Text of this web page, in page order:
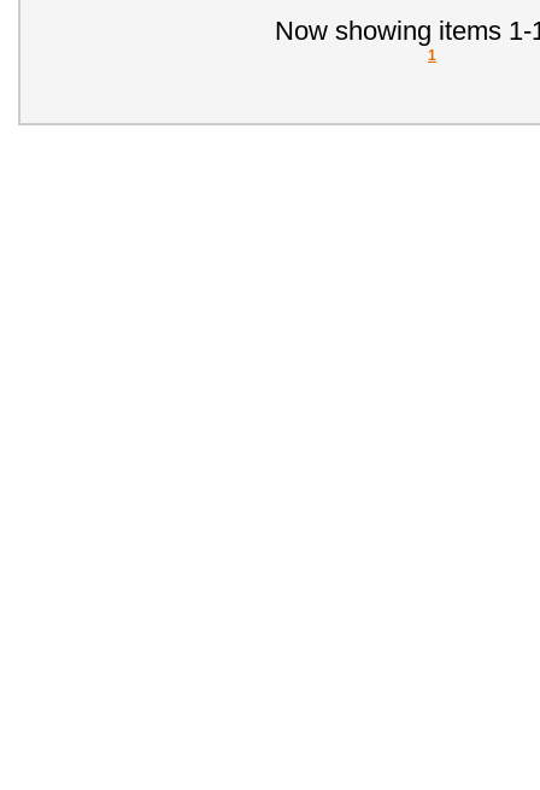
Now showing items 1-
1